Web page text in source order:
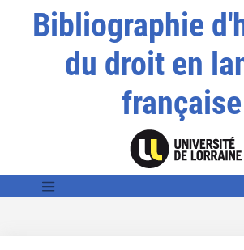
Bibliographie
du droit en
française